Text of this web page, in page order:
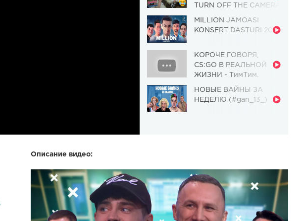
TURN OFF THE CAMERA
Чудовище] (Выпуск 110)
MILLION JAMOASI
KONSERT DASTURI 2019
КОРОЧЕ ГОВОРЯ,
CS:GO В РЕАЛЬНОЙ
ЖИЗНИ - ТимТим.
НОВЫЕ ВАЙНЫ ЗА
НЕДЕЛЮ (#gan_13_)
Описание видео: